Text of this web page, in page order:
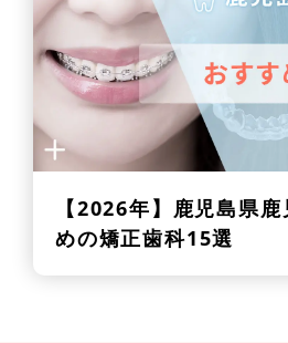
【2026年】 鹿児島県
めの矯正歯科15選